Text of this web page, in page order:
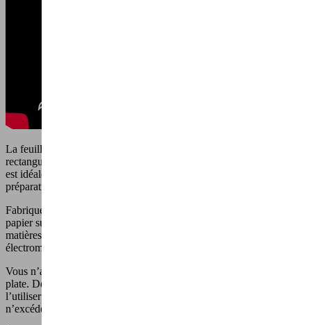
La feuille de cuisson DURANDAL Selection, de forme
rectangulaire de 50 x 40 cm, est
est idéale pour cuire proprement et
préparation.
Fabriquée en Belgique, la feuille de cuisson remplace facilement le
papier sulfurisé ou papier aluminium lors des cuissons au four. Les
matières ne restent pas collées dans le fond de votre appareil
électroménager.
Vous n’avez pas besoin de la fixer dans les coins pour qu’elle reste
plate. De plus, la feuille de cuisson est
l’utiliser sur tous les types de fours et de barbecues tant que vous
n’excédez pas une